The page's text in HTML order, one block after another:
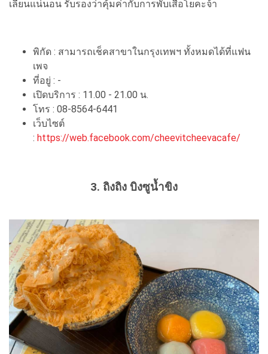
เลี่ยนแน่นอน รับรองว่าคุ้มค่ากับการพับเสื่อโยคะจ้า
พิกัด : สามารถเช็คสาขาในกรุงเทพฯ ทั้งหมดได้ที่แฟน
เพจ
ที่อยู่ : -
เปิดบริการ : 11.00 - 21.00 น.
โทร : 08-8564-6441
เว็บไซต์
: https://web.facebook.com/cheevitcheevacafe/
3. ถิงถิง บิงซูน้ำขิง